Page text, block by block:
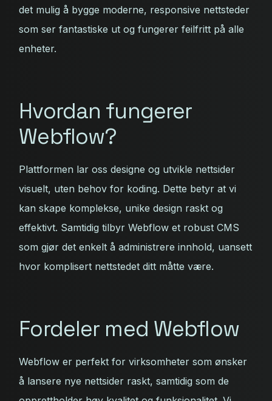
det mulig å bygge moderne, responsive nettsteder
som ser fantastiske ut og fungerer feilfritt på alle
enheter.
Hvordan fungerer
Webflow?
Plattformen lar oss designe og utvikle nettsider
visuelt, uten behov for koding. Dette betyr at vi
kan skape komplekse, unike design raskt og
effektivt. Samtidig tilbyr Webflow et robust CMS
som gjør det enkelt å administrere innhold, uansett
hvor komplisert nettstedet ditt måtte være.
Fordeler med Webflow
Webflow er perfekt for virksomheter som ønsker
å lansere nye nettsider raskt, samtidig som de